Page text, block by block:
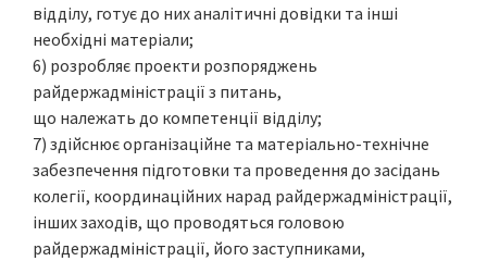
відділу, готує до них аналітичні довідки та інші
необхідні матеріали;
6) розробляє проекти розпоряджень
райдержадміністрації з питань,
що належать до компетенції відділу;
7) здійснює організаційне та матеріально-технічне
забезпечення підготовки та проведення до засідань
колегії, координаційних нарад райдержадміністрації,
інших заходів, що проводяться головою
райдержадміністрації, його заступниками,